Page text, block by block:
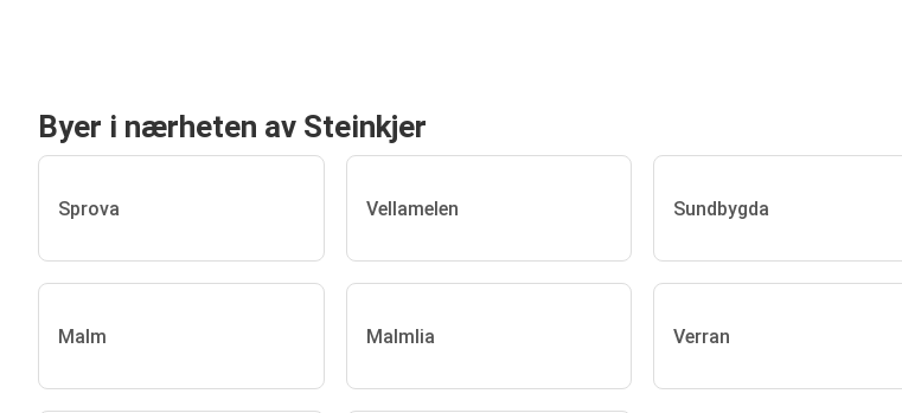
Byer i nærheten av Steinkjer
Sprova Vellamelen Sundbygda
Malm Malmlia Verran